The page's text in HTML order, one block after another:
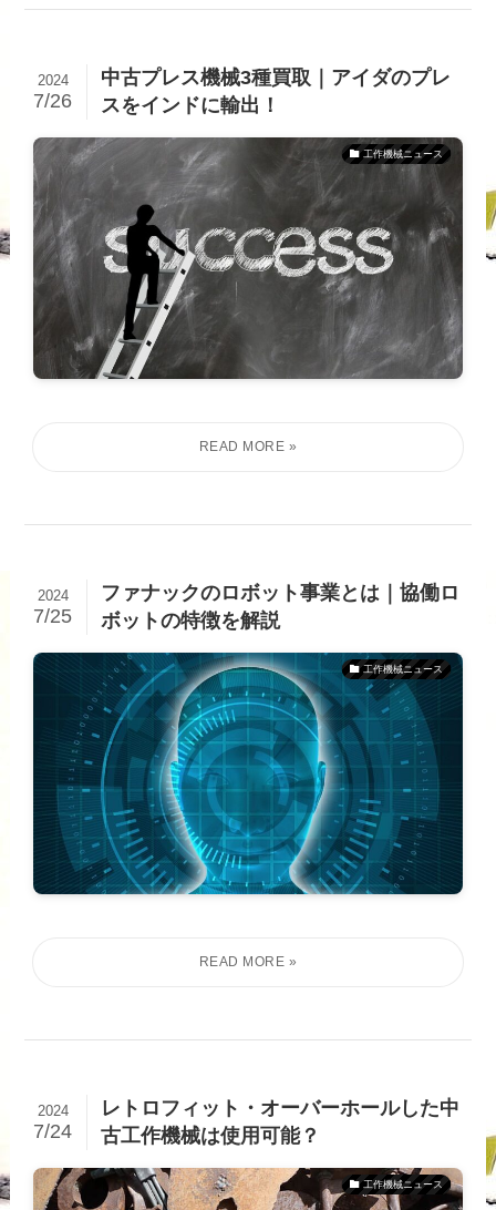
中古プレス機械3種買取｜アイダのプレ
スをインドに輸出！
2024
7/26
工作機械ニュース
ファナックのロボット事業とは｜協働ロ
ボットの特徴を解説
2024
7/25
工作機械ニュース
レトロフィット・オーバーホールした中
古工作機械は使用可能？
2024
7/24
工作機械ニュース